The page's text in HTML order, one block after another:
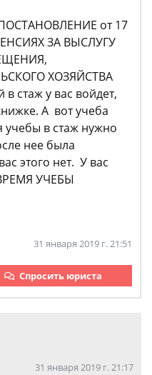
от 17
ЗА ВЫСЛУГУ
ХОЗЯЙСТВА
стаж у вас войдет,
А вот учеба
учебы в стаж нужно
нее была
этого нет. У вас
УЧЕБЫ
31 января 2019 г. 21:51
Спросить юриста
31 января 2019 г. 21:17